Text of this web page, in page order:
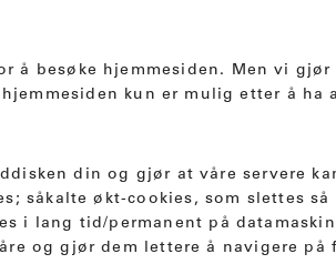
å besøke hjemmesiden. Men vi gjør
kun er mulig etter å ha
din og gjør at våre servere
såkalte økt-cookies, som slettes
i lang tid/permanent på
og gjør dem lettere å navigere på